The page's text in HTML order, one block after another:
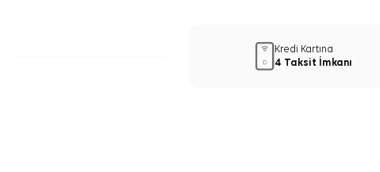
Kredi Kartına
4 Taksit İmkanı